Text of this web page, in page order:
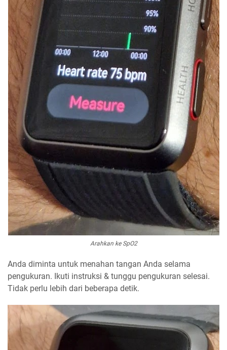
Arahkan ke SpO2
Anda diminta untuk menahan tangan Anda selama
pengukuran. Ikuti instruksi & tunggu pengukuran selesai.
Tidak perlu lebih dari beberapa detik.